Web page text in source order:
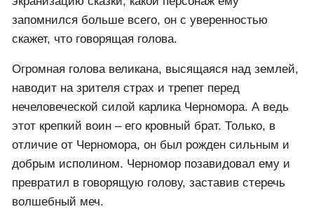
запомнился больше всего, он с уверенностью
скажет, что говорящая голова.
Огромная голова великана, высящаяся над землей,
наводит на зрителя страх и трепет перед
нечеловеческой силой карлика Черномора. А ведь
этот крепкий воин – его кровный брат. Только, в
отличие от Черномора, он был рожден сильным и
добрым исполином. Черномор позавидовал ему и
превратил в говорящую голову, заставив стеречь
волшебный меч.